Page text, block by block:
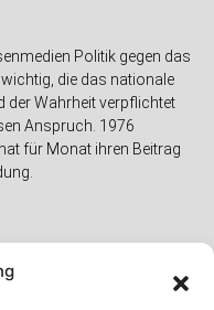
Politik gegen das
die das nationale
der Wahrheit verpflichtet
Anspruch. 1976
für Monat ihren Beitrag